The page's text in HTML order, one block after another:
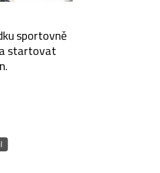
sportovně
startovat